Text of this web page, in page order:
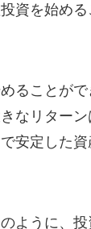
資を始め
ることが
なリター
安定した
ように、